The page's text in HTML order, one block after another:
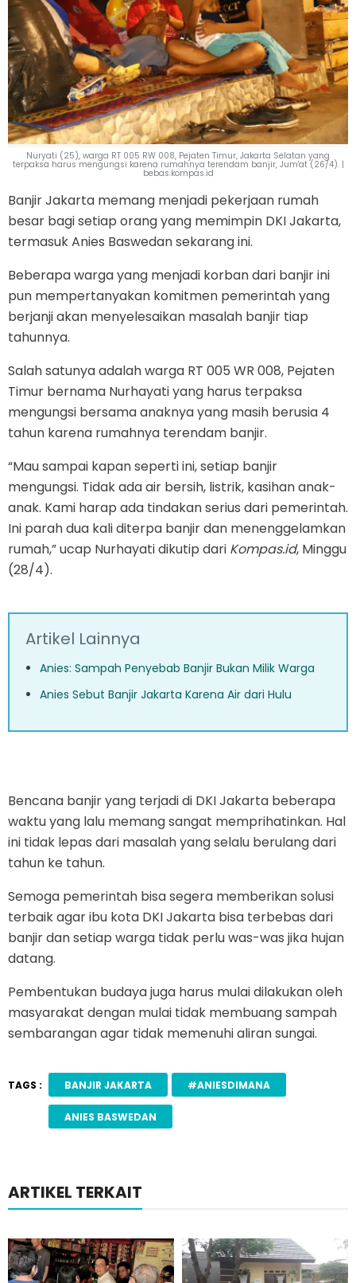
Nuryati (25), warga RT 005 RW 008, Pejaten Timur, Jakarta Selatan yang
terpaksa harus mengungsi karena rumahnya terendam banjir, Jum'at (26/4). |
bebas.kompas.id
Banjir Jakarta memang menjadi pekerjaan rumah
besar bagi setiap orang yang memimpin DKI Jakarta,
termasuk Anies Baswedan sekarang ini.
Beberapa warga yang menjadi korban dari banjir ini
pun mempertanyakan komitmen pemerintah yang
berjanji akan menyelesaikan masalah banjir tiap
tahunnya.
Salah satunya adalah warga RT 005 WR 008, Pejaten
Timur bernama Nurhayati yang harus terpaksa
mengungsi bersama anaknya yang masih berusia 4
tahun karena rumahnya terendam banjir.
“Mau sampai kapan seperti ini, setiap banjir
mengungsi. Tidak ada air bersih, listrik, kasihan anak-
anak. Kami harap ada tindakan serius dari pemerintah.
Ini parah dua kali diterpa banjir dan menenggelamkan
rumah,” ucap Nurhayati dikutip dari Kompas.id, Minggu
(28/4).
Artikel Lainnya
Anies: Sampah Penyebab Banjir Bukan Milik Warga
Anies Sebut Banjir Jakarta Karena Air dari Hulu
Bencana banjir yang terjadi di DKI Jakarta beberapa
waktu yang lalu memang sangat memprihatinkan. Hal
ini tidak lepas dari masalah yang selalu berulang dari
tahun ke tahun.
Semoga pemerintah bisa segera memberikan solusi
terbaik agar ibu kota DKI Jakarta bisa terbebas dari
banjir dan setiap warga tidak perlu was-was jika hujan
datang.
Pembentukan budaya juga harus mulai dilakukan oleh
masyarakat dengan mulai tidak membuang sampah
sembarangan agar tidak memenuhi aliran sungai.
TAGS : BANJIR JAKARTA #ANIESDIMANA
ANIES BASWEDAN
ARTIKEL TERKAIT